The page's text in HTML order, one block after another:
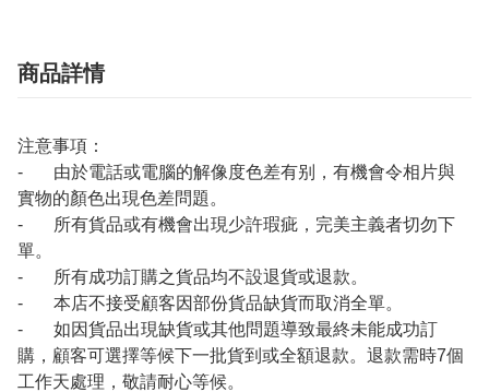
商品詳情
注意事項：
- 由於電話或電腦的解像度色差有别，有機會令相片與
實物的顏色出現色差問題。
- 所有貨品或有機會出現少許瑕疵，完美主義者切勿下
單。
- 所有成功訂購之貨品均不設退貨或退款。
- 本店不接受顧客因部份貨品缺貨而取消全單。
- 如因貨品出現缺貨或其他問題導致最終未能成功訂
購，顧客可選擇等候下一批貨到或全額退款。退款需時7個
工作天處理，敬請耐心等候。